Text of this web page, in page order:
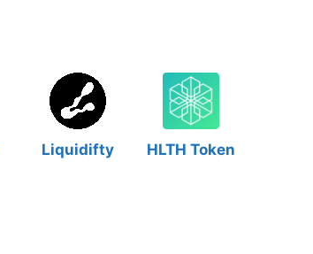
Liquidifty HLTH Token